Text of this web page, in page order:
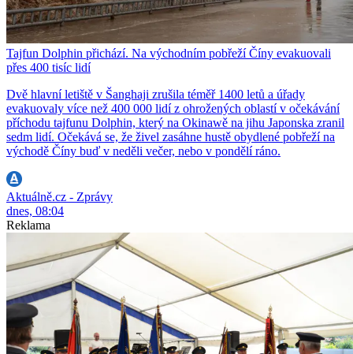
Tajfun Dolphin přichází. Na východním pobřeží Číny evakuovali
přes 400 tisíc lidí
Dvě hlavní letiště v Šanghaji zrušila téměř 1400 letů a úřady
evakuovaly více než 400 000 lidí z ohrožených oblastí v očekávání
příchodu tajfunu Dolphin, který na Okinawě na jihu Japonska zranil
sedm lidí. Očekává se, že živel zasáhne hustě obydlené pobřeží na
východě Číny buď v neděli večer, nebo v pondělí ráno.
Aktuálně.cz - Zprávy
dnes, 08:04
Reklama